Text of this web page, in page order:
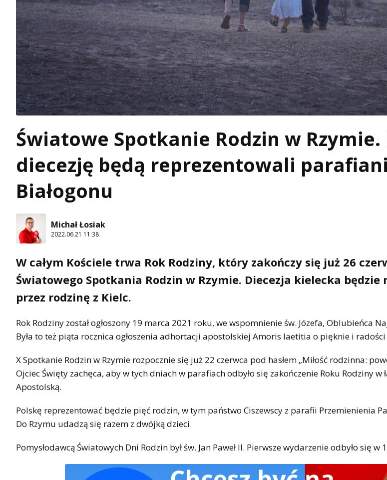
Światowe Spotkanie Rodzin w Rzymie.
diecezję będą reprezentowali
Białogonu
Michał Łosiak
2022.06.21 11:38
W całym Kościele trwa Rok Rodziny, który zakończy się już 26
Światowego Spotkania Rodzin w Rzymie. Diecezja kielecka będzie
przez rodzinę z Kielc.
Rok Rodziny został ogłoszony 19 marca 2021 roku, we wspomnienie św. Józefa, Oblubieńca
Była to też piąta rocznica ogłoszenia adhortacji apostolskiej Amoris laetitia o pięknie i
X Spotkanie Rodzin w Rzymie rozpocznie się już 22 czerwca pod hasłem „Miłość rodzinna:
Ojciec Święty zachęca, aby w tych dniach w parafiach odbyło się zakończenie Roku Rodziny w
Apostolską.
Polskę reprezentować będzie pięć rodzin, w tym państwo Ciszewscy z parafii Przemienienia
Do Rzymu udadzą się razem z dwójką dzieci.
Pomysłodawcą Światowych Dni Rodzin był św. Jan Paweł II. Pierwsze wydarzenie odbyło się w